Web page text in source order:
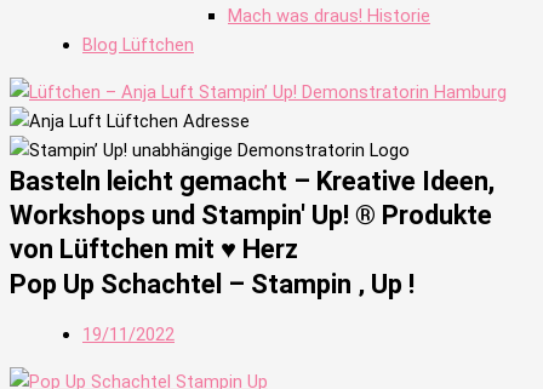
Mach was draus! Historie
Blog Lüftchen
Basteln leicht gemacht – Kreative Ideen,
Workshops und Stampin' Up! ® Produkte
von Lüftchen mit ♥ Herz
Pop Up Schachtel – Stampin ‚ Up !
19/11/2022